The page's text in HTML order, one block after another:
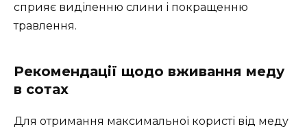
сприяє виділенню слини і покращенню
травлення.
Рекомендації щодо вживання меду
в сотах
Для отримання максимальної користі від меду